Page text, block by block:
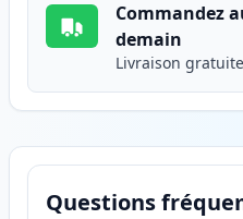
Commandez
demain
Livraison
Questions